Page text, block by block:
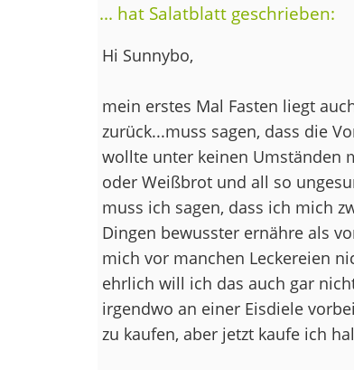
... hat Salatblatt geschrieben:
Hi Sunnybo,
mein erstes Mal Fasten liegt
zurück...muss sagen, dass die
wollte unter keinen Umständen
oder Weißbrot und all so
muss ich sagen, dass ich mich
Dingen bewusster ernähre als
mich vor manchen Leckereien
ehrlich will ich das auch gar
irgendwo an einer Eisdiele
zu kaufen, aber jetzt kaufe ich